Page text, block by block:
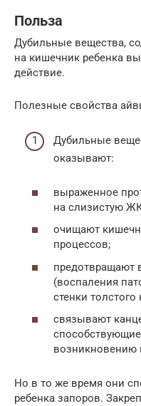
Польза
Дубильные вещества,
на кишечник ребенка
действие.
Полезные свойства
Дубильные
оказывают:
выраженное
на слизистую
очищают
процессов;
предотвращают
(воспаления
стенки
связывают
возникновению
Но в то же время они
ребенка запоров.